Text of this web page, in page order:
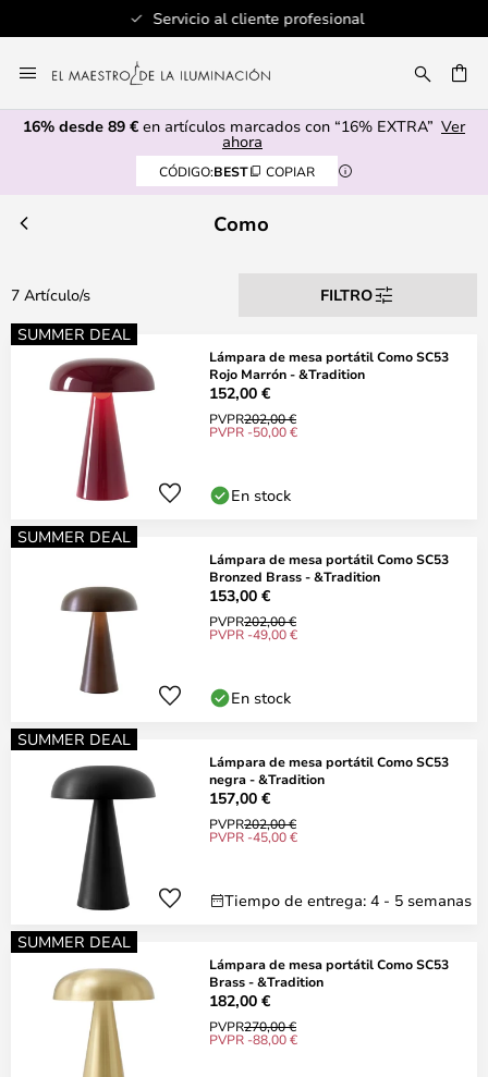
Servicio al cliente profesional
al
contenido
16% desde 89 € en artículos marcados con “16% EXTRA” Ver
ahora
CÓDIGO:BEST COPIAR
Como
7 Artículo/s
FILTRO
SUMMER DEAL
Lámpara de mesa portátil Como SC53
Rojo Marrón - &Tradition
152,00 €
PVPR202,00 €
PVPR -50,00 €
En stock
SUMMER DEAL
Lámpara de mesa portátil Como SC53
Bronzed Brass - &Tradition
153,00 €
PVPR202,00 €
PVPR -49,00 €
En stock
SUMMER DEAL
Lámpara de mesa portátil Como SC53
negra - &Tradition
157,00 €
PVPR202,00 €
PVPR -45,00 €
Tiempo de entrega: 4 - 5 semanas
SUMMER DEAL
Lámpara de mesa portátil Como SC53
Brass - &Tradition
182,00 €
PVPR270,00 €
PVPR -88,00 €